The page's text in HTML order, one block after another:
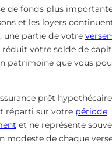
de fonds plus
et les loyers
une partie de votre
réduit votre solde de
patrimoine que vous
prêt
réparti sur votre période
et ne représente
modeste de chaque